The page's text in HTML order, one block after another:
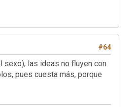
#64
sexo), las ideas no fluyen con
pues cuesta más, porque